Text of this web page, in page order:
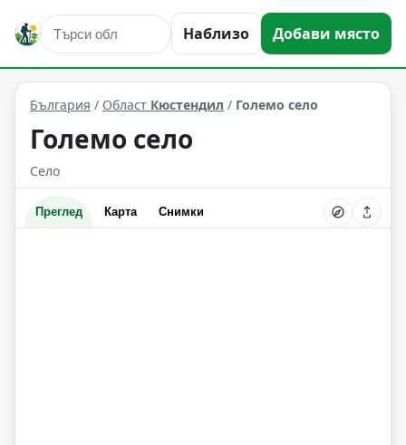
Наблизо Добави място
Големо село Област: Кюстендил
България / Област Кюстендил / Големо село
Големо село
Село
Преглед Карта Снимки